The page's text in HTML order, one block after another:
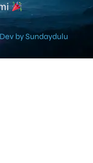
Dev by Sundaydulu